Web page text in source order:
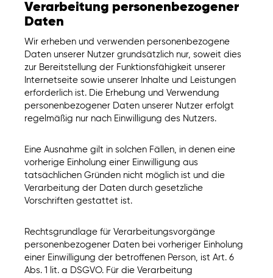
Verarbeitung personenbezogener
Daten
Wir erheben und verwenden personenbezogene
Daten unserer Nutzer grundsätzlich nur, soweit dies
zur Bereitstellung der Funktionsfähigkeit unserer
Internetseite sowie unserer Inhalte und Leistungen
erforderlich ist. Die Erhebung und Verwendung
personenbezogener Daten unserer Nutzer erfolgt
regelmäßig nur nach Einwilligung des Nutzers.
Eine Ausnahme gilt in solchen Fällen, in denen eine
vorherige Einholung einer Einwilligung aus
tatsächlichen Gründen nicht möglich ist und die
Verarbeitung der Daten durch gesetzliche
Vorschriften gestattet ist.
Rechtsgrundlage für Verarbeitungsvorgänge
personenbezogener Daten bei vorheriger Einholung
einer Einwilligung der betroffenen Person, ist Art. 6
Abs. 1 lit. a DSGVO. Für die Verarbeitung